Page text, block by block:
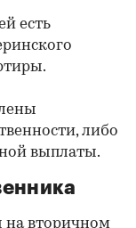
есть
либо
выплаты.
на вторичном